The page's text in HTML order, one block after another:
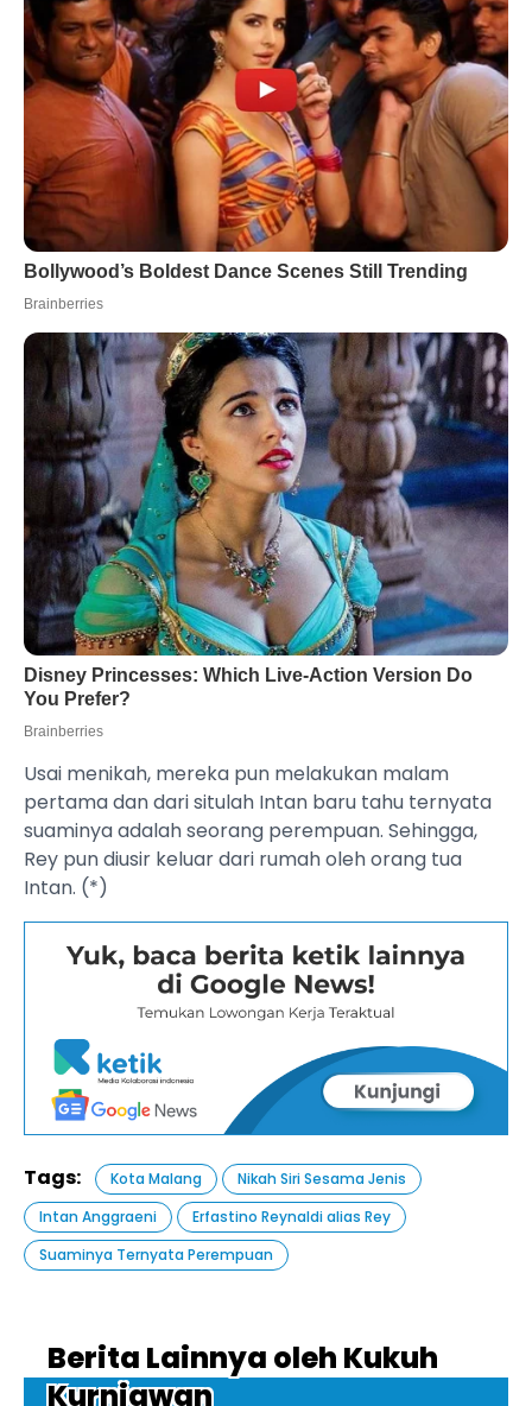
Usai menikah, mereka pun melakukan malam
pertama dan dari situlah Intan baru tahu ternyata
suaminya adalah seorang perempuan. Sehingga,
Rey pun diusir keluar dari rumah oleh orang tua
Intan. (*)
Tags: Kota Malang
Nikah Siri Sesama Jenis
Intan Anggraeni
Erfastino Reynaldi alias Rey
Suaminya Ternyata Perempuan
Berita Lainnya oleh Kukuh
Kurniawan